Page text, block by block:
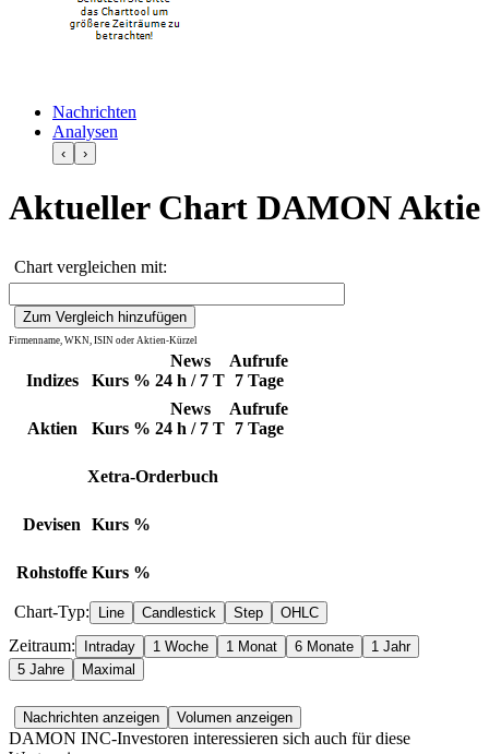
Nachrichten
Analysen
‹ ›
Aktueller Chart DAMON Aktie
Chart vergleichen mit:
Firmenname, WKN, ISIN oder Aktien-Kürzel
Indizes Kurs %
News
24 h / 7 T
Aufrufe
7 Tage
Aktien Kurs %
News
24 h / 7 T
Aufrufe
7 Tage
Xetra-Orderbuch
Devisen Kurs %
Rohstoffe Kurs %
Chart-Typ:
Zeitraum:
DAMON INC-Investoren interessieren sich auch für diese